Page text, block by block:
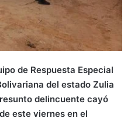
de Respuesta Especial
del estado Zulia
delincuente cayó
este viernes en el